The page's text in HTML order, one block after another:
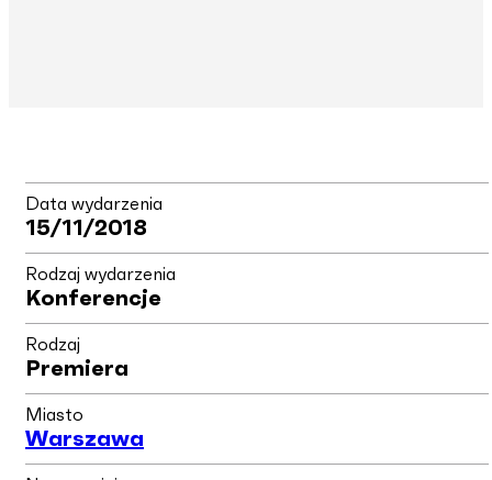
Data wydarzenia
15/11/2018
Rodzaj wydarzenia
Konferencje
Rodzaj
Premiera
Miasto
Warszawa